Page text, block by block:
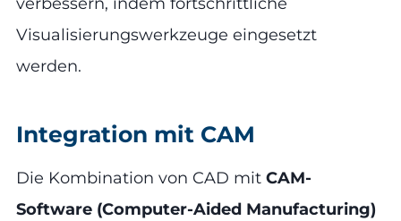
Visualisierungswerkzeuge eingesetzt
werden.
Integration mit CAM
Die Kombination von CAD mit CAM-
Software (Computer-Aided Manufacturing)